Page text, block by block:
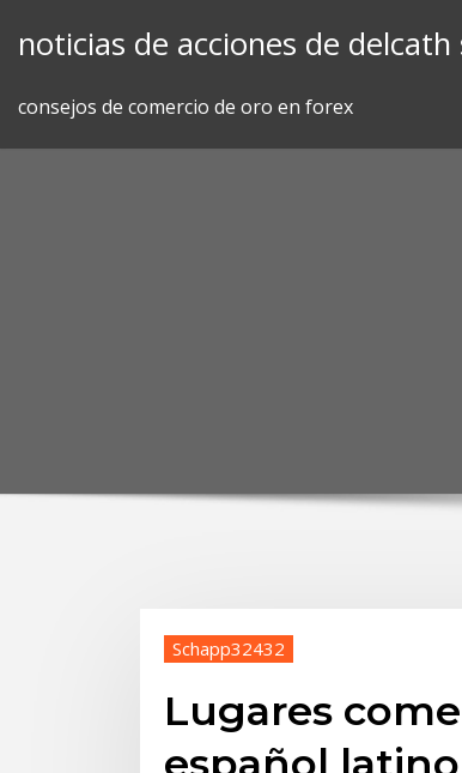
noticias de acciones de
consejos de comercio de oro en forex
Schapp32432
Lugares